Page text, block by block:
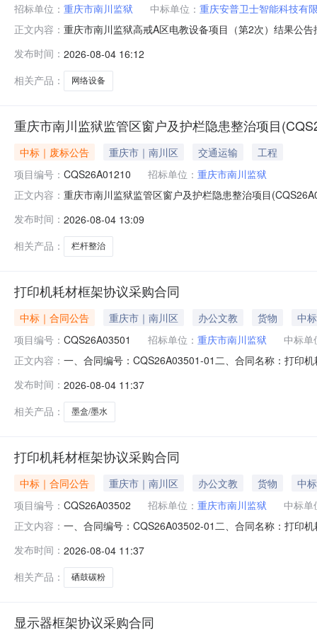
招标单位： 重庆市南川监狱 中标单位： 重庆安普卫士智能科技有
正文内容： 重庆市南川监狱高戒A区电教设备项目（第2次）结果公
竞拍供应商数量5家采购结果中标（成交）成交金额
联系电话：139968
发布时间： 2026-08-04 16:12
相关产品：
网络设备
重庆市南川监狱监管区窗户及护栏隐患整治项目
中标｜废标公告 重庆市｜南川区 交通运输
工程
项目编号： CQS26A01210 招标单位： 重庆市南川监狱
正文内容： 重庆市南川监狱监管区窗户及护栏隐患整治项目
庞彬彬、刘高熊（采购人代表）四、其他补充事宜五、
71620205
发布时间： 2026-08-04 13:09
相关产品：
栏杆整治
打印机耗材框架协议采购合同
中标｜合同公告 重庆市｜南川区 办公文教 货物
中
项目编号： CQS26A03501 招标单位： 重庆市南川监狱
中标单
正文内容： 一、合同编号：CQS26A03501-01二、合同名称：打印
15320588169六、合同主要信息主要标的名称：爱普生
发布时间： 2026-08-04 11:37
相关产品：
墨盒/墨水
打印机耗材框架协议采购合同
中标｜合同公告 重庆市｜南川区 办公文教 货物
中
项目编号： CQS26A03502 招标单位： 重庆市南川监狱
中标单
正文内容： 一、合同编号：CQS26A03502-01二、合同名称：打印
15320588169六、合同主要信息主要标的名称：惠普（
发布时间： 2026-08-04 11:37
相关产品：
硒鼓碳粉
显示器框架协议采购合同